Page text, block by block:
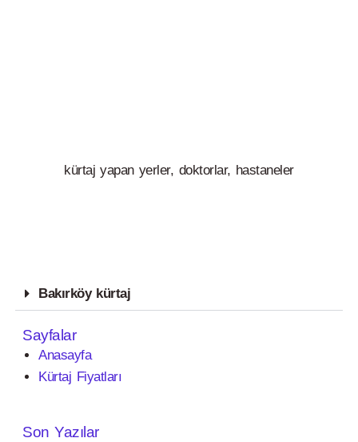
kürtaj yapan yerler, doktorlar, hastaneler
Bakırköy kürtaj
Sayfalar
Anasayfa
Kürtaj Fiyatları
Son Yazılar